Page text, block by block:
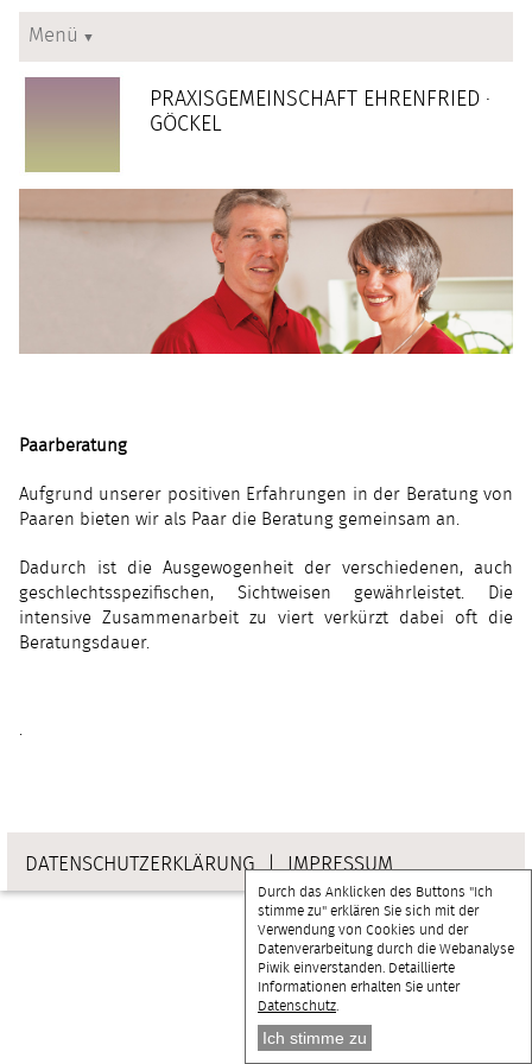
Durch das Anklicken des Buttons "Ich
stimme zu" erklären Sie sich mit der
Verwendung von Cookies und der
Datenverarbeitung durch die Webanalyse
Piwik einverstanden. Detaillierte
Informationen erhalten Sie unter
Datenschutz
Ich stimme zu
Menü
Navigation
überspringen
INFO
KONTAKT
PRAXISGEMEINSCHAFT EHRENFRIED ·
GÖCKEL
Paarberatung
Aufgrund unserer positiven Erfahrungen in der Beratung von
Paaren bieten wir als Paar die Beratung gemeinsam an.
Dadurch ist die Ausgewogenheit der verschiedenen, auch
geschlechtsspeziﬁschen, Sichtweisen gewährleistet. Die
intensive Zusammenarbeit zu viert verkürzt dabei oft die
Beratungsdauer.
.
DATENSCHUTZERKLÄRUNG IMPRESSUM